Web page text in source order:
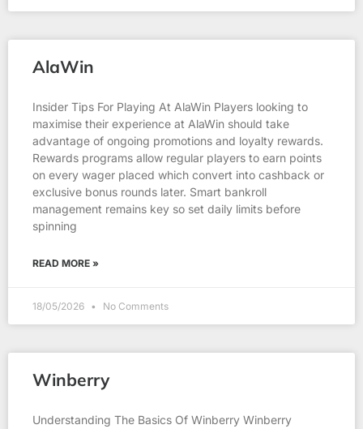
AlaWin
Insider Tips For Playing At AlaWin Players looking to
maximise their experience at AlaWin should take
advantage of ongoing promotions and loyalty rewards.
Rewards programs allow regular players to earn points
on every wager placed which convert into cashback or
exclusive bonus rounds later. Smart bankroll
management remains key so set daily limits before
spinning
READ MORE »
18/05/2026 No Comments
Winberry
Understanding The Basics Of Winberry Winberry